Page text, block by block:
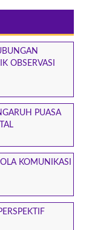
OBSERVASI
PUASA
KOMUNIKASI